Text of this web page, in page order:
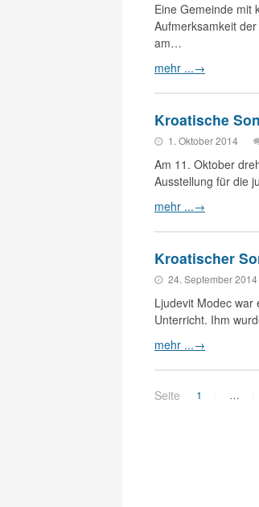
Eine Gemeinde mit
Aufmerksamkeit
am…
mehr ...→
Kroatische
1. Oktober 2014
Am 11. Oktober
Ausstellung für die
mehr ...→
Kroatischer
24. September 2014
Ljudevit Modec war
Unterricht. Ihm
mehr ...→
Seite 1 …